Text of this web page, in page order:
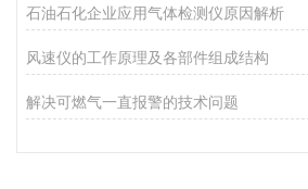
石油石化企业应用气体检测仪原因解析
风速仪的工作原理及各部件组成结构
解决可燃气一直报警的技术问题